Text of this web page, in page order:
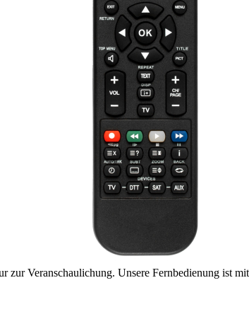
zur Veranschaulichung. Unsere Fernbedienung ist